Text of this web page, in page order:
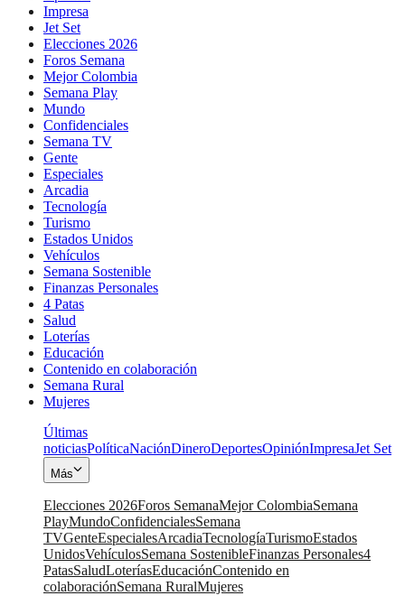
Impresa
Jet Set
Elecciones 2026
Foros Semana
Mejor Colombia
Semana Play
Mundo
Confidenciales
Semana TV
Gente
Especiales
Arcadia
Tecnología
Turismo
Estados Unidos
Vehículos
Semana Sostenible
Finanzas Personales
4 Patas
Salud
Loterías
Educación
Contenido en colaboración
Semana Rural
Mujeres
Últimas
noticiasPolíticaNaciónDineroDeportesOpiniónImpresaJet Set
Más
Elecciones 2026Foros SemanaMejor ColombiaSemana
PlayMundoConfidencialesSemana
TVGenteEspecialesArcadiaTecnologíaTurismoEstados
UnidosVehículosSemana SostenibleFinanzas Personales4
PatasSaludLoteríasEducaciónContenido en
colaboraciónSemana RuralMujeres